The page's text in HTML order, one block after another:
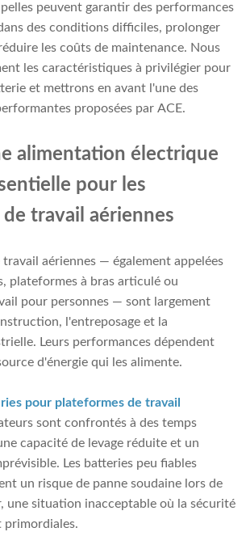
peuvent garantir des performances
des conditions difficiles, prolonger
les coûts de maintenance. Nous
les caractéristiques à privilégier pour
et mettrons en avant l'une des
proposées par ACE.
alimentation électrique
pour les
travail aériennes
travail aériennes — également appelées
plateformes à bras articulé ou
pour personnes — sont largement
l'entreposage et la
Leurs performances dépendent
d'énergie qui les alimente.
pour plateformes de travail
sont confrontés à des temps
capacité de levage réduite et un
Les batteries peu fiables
un risque de panne soudaine lors de
une situation inacceptable où la sécurité
primordiales.